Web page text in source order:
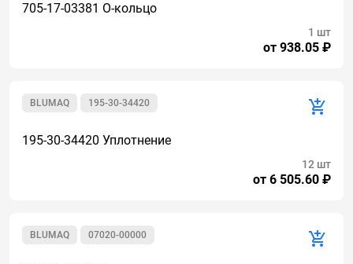
705-17-03381 О-кольцо
от 938.05 ₽
1 шт
195-30-34420
BLUMAQ
195-30-34420 Уплотнение
от 6 505.60 ₽
12 шт
07020-00000
BLUMAQ